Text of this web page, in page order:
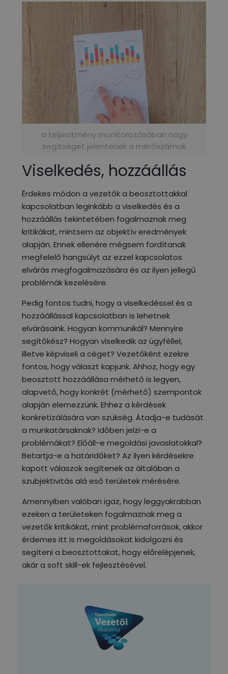
a teljesítmény monitorozásában nagy
segítséget jelentenek a mérőszámok
Viselkedés, hozzáállás
Érdekes módon a vezetők a beosztottakkal
kapcsolatban leginkább a viselkedés és a
hozzáállás tekintetében fogalmaznak meg
kritikákat, mintsem az objektív eredmények
alapján. Ennek ellenére mégsem fordítanak
megfelelő hangsúlyt az ezzel kapcsolatos
elvárás megfogalmazására és az ilyen jellegű
problémák kezelésére.
Pedig fontos tudni, hogy a viselkedéssel és a
hozzáállással kapcsolatban is lehetnek
elvárásaink. Hogyan kommunikál? Mennyire
segítőkész? Hogyan viselkedik az ügyféllel,
illetve képviseli a céget? Vezetőként ezekre
fontos, hogy választ kapjunk. Ahhoz, hogy egy
beosztott hozzáállása mérhető is legyen,
alapvető, hogy konkrét (mérhető) szempontok
alapján elemezzünk. Ehhez a kérdések
konkretizálására van szükség. Átadja-e tudását
a munkatársaknak? Időben jelzi-e a
problémákat? Előáll-e megoldási javaslatokkal?
Betartja-e a határidőket? Az ilyen kérdésekre
kapott válaszok segítenek az általában a
szubjektivitás alá eső területek mérésére.
Amennyiben valóban igaz, hogy leggyakrabban
ezeken a területeken fogalmaznak meg a
vezetők kritikákat, mint problémaforrások, akkor
érdemes itt is megoldásokat kidolgozni és
segíteni a beosztottakat, hogy előrelépjenek,
akár a soft skill-ek fejlesztésével.